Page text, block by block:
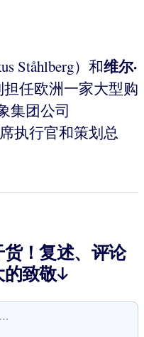
Ståhlberg）和维尔·
担任欧洲一家大型购
集团公司
席执行官和策划总
！复述、评论
的致敬↓